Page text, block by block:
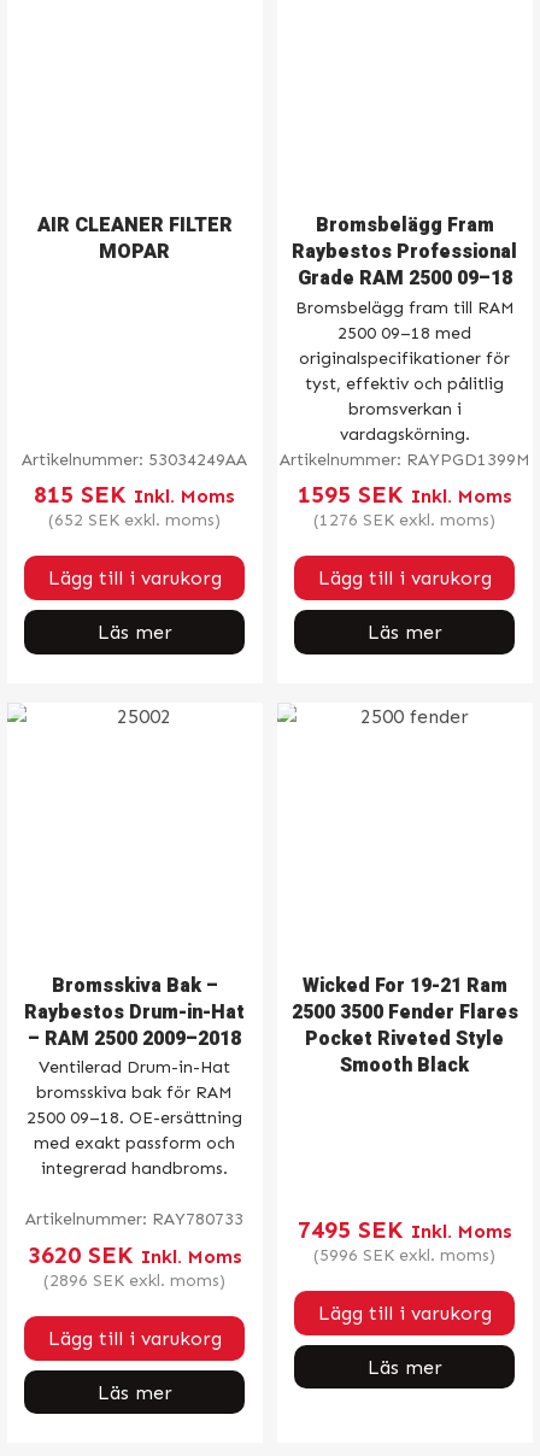
AIR CLEANER FILTER
MOPAR
Artikelnummer: 53034249AA
815 SEK Inkl. Moms
(652 SEK exkl. moms)
Lägg till i varukorg
Läs mer
Bromsbelägg Fram
Raybestos Professional
Grade RAM 2500 09–18
Bromsbelägg fram till RAM
2500 09–18 med
originalspecifikationer för
tyst, effektiv och pålitlig
bromsverkan i
vardagskörning.
Artikelnummer: RAYPGD1399M
1595 SEK Inkl. Moms
(1276 SEK exkl. moms)
Lägg till i varukorg
Läs mer
Bromsskiva Bak –
Raybestos Drum-in-Hat
– RAM 2500 2009–2018
Ventilerad Drum-in-Hat
bromsskiva bak för RAM
2500 09–18. OE-ersättning
med exakt passform och
integrerad handbroms.
Artikelnummer: RAY780733
3620 SEK Inkl. Moms
(2896 SEK exkl. moms)
Lägg till i varukorg
Läs mer
Wicked For 19-21 Ram
2500 3500 Fender Flares
Pocket Riveted Style
Smooth Black
7495 SEK Inkl. Moms
(5996 SEK exkl. moms)
Lägg till i varukorg
Läs mer